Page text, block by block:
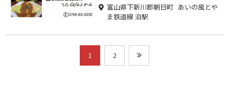
富山県下新川郡朝日町 あいの風とや
ま鉄道線 泊駅
1 2